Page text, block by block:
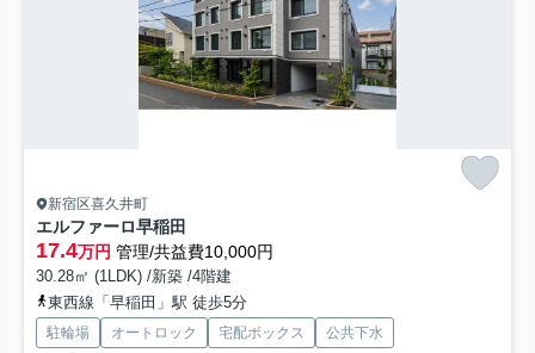
新宿区喜久井町
エルファーロ早稲田
17.4万円 管理/共益費10,000円
30.28㎡ (1LDK) /新築 /4階建
東西線「早稲田」駅 徒歩5分
駐輪場 オートロック 宅配ボックス
公共下水